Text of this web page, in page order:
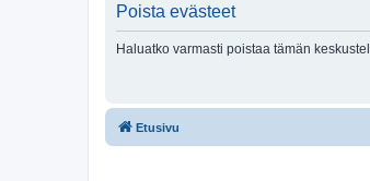
Poista evästeet
Haluatko varmasti poistaa tämän
Etusivu